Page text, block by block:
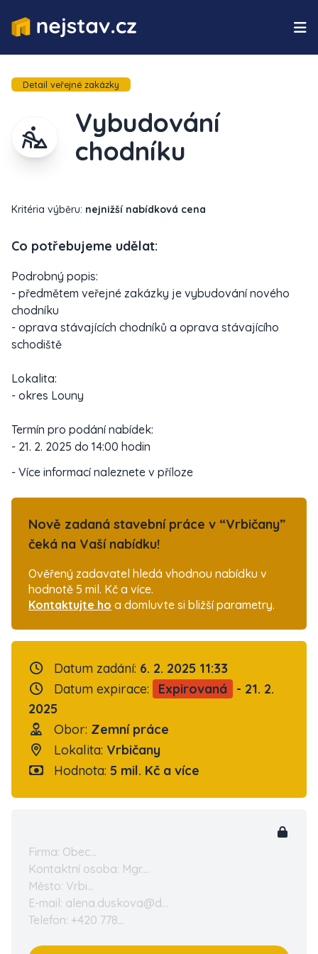
Detail veřejné zakázky
Vybudování
chodníku
Kritéria výběru: nejnižší nabídková cena
Co potřebujeme udělat:
Podrobný popis:
- předmětem veřejné zakázky je vybudování nového
chodníku
- oprava stávajících chodníků a oprava stávajícího
schodiště
Lokalita:
- okres Louny
Termín pro podání nabídek:
- 21. 2. 2025 do 14:00 hodin
- Více informací naleznete v příloze
Nově zadaná stavební práce v “Vrbičany”
čeká na Vaší nabídku!
Ověřený zadavatel hledá vhodnou nabídku v
hodnotě 5 mil. Kč a více.
Kontaktujte ho a domluvte si bližší parametry.
Datum zadání: 6. 2. 2025 11:33
Datum expirace:
Expirovaná
- 21. 2.
2025
Obor: Zemní práce
Lokalita: Vrbičany
Hodnota: 5 mil. Kč a více
Firma: Obec...
Kontaktní osoba: Mgr....
Město: Vrbi...
E-mail: alena.duskova@d...
Telefon: +420 778...